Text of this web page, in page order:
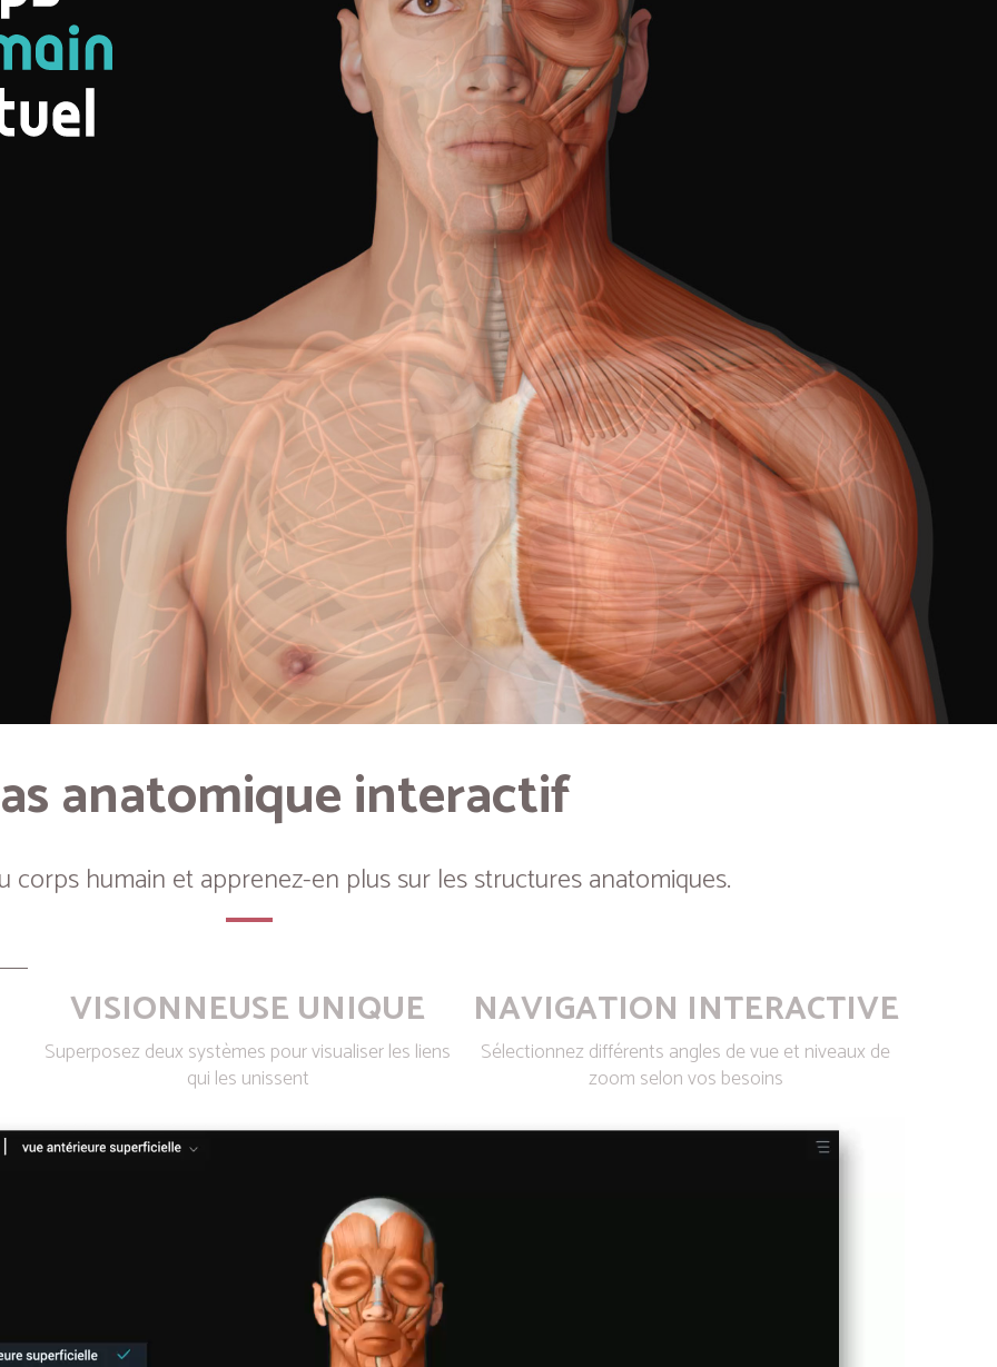
anatomique interactif
corps humain et apprenez-en plus sur les structures anatomiques.
VISIONNEUSE UNIQUE
Superposez deux systèmes pour visualiser les liens
qui les unissent
NAVIGATION INTERACTIVE
Sélectionnez différents angles de vue et niveaux de
zoom selon vos besoins